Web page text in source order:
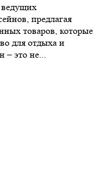
предлагая
товаров, которые
для отдыха и
это не...